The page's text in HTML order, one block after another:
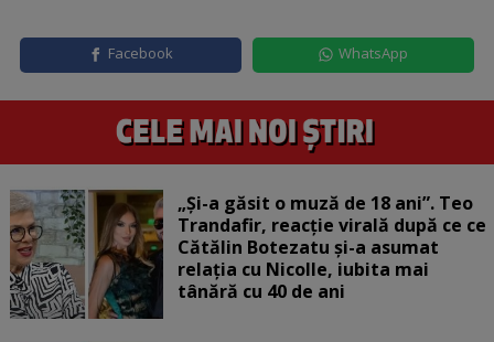
Facebook WhatsApp
„Și-a găsit o muză de 18 ani”. Teo
Trandafir, reacție virală după ce ce
Cătălin Botezatu și-a asumat
relația cu Nicolle, iubita mai
tânără cu 40 de ani